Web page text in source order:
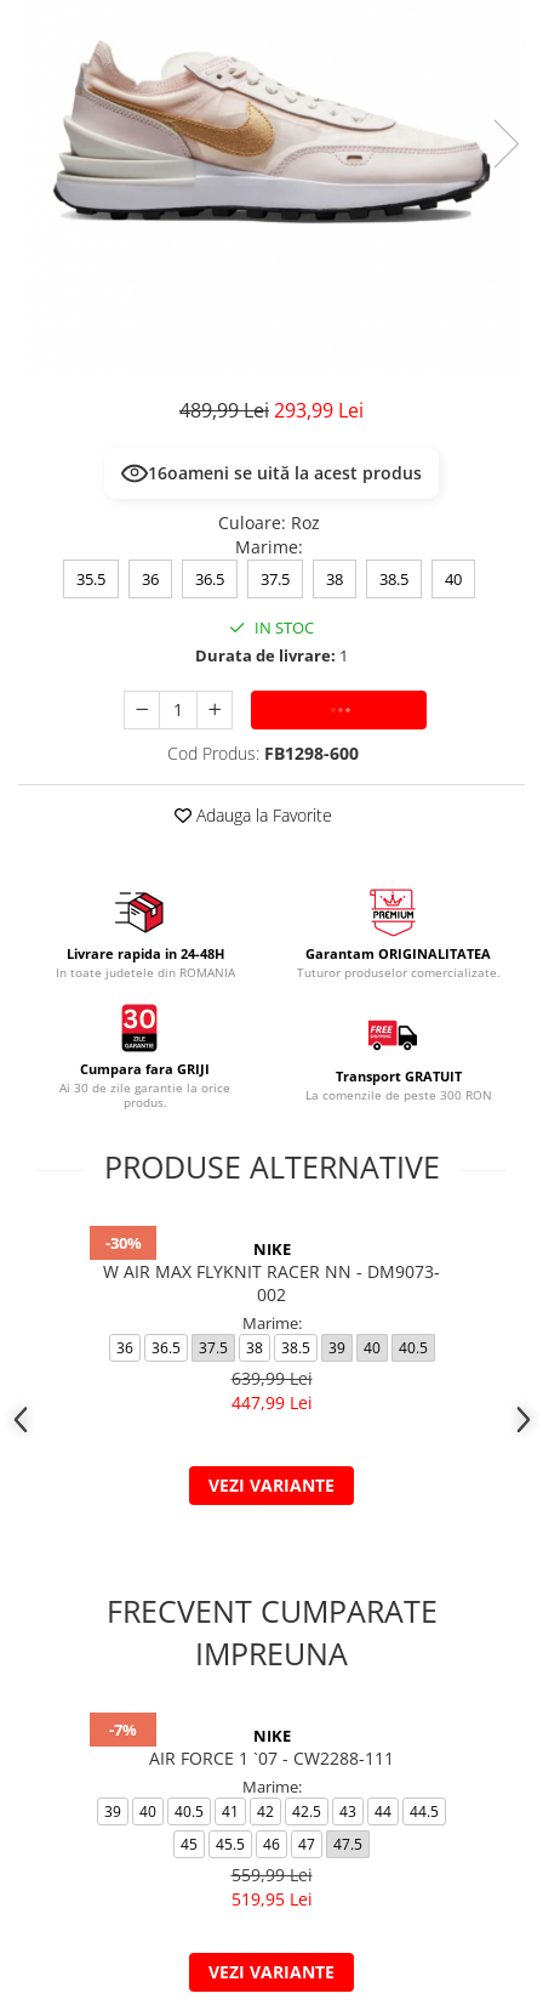
Pantaloni scurți
Rochii/Fuste
Treninguri
Tricouri
Veste
489,99 Lei293,99 Lei
16oameni se uită la acest produs
Culoare: Roz
Marime:
35.5 36 36.5 37.5 38 38.5 40
IN STOC
Durata de livrare: 1
ADAUGA IN COS
Cod Produs: FB1298-600
Adauga la Favorite
Livrare rapida in 24-48H
In toate judetele din ROMANIA
Garantam ORIGINALITATEA
Tuturor produselor comercializate.
Cumpara fara GRIJI
Ai 30 de zile garantie la orice
produs.
Transport GRATUIT
La comenzile de peste 300 RON
PRODUSE ALTERNATIVE
-30% NIKE
W AIR MAX FLYKNIT RACER NN - DM9073-
002
Marime:
36 36.5 37.5 38 38.5 39 40 40.5
639,99 Lei
447,99 Lei
VEZI VARIANTE
FRECVENT CUMPARATE
IMPREUNA
-7% NIKE
AIR FORCE 1 `07 - CW2288-111
Marime:
39 40 40.5 41 42 42.5 43 44
44.5
45
45.5 46 47 47.5
559,99 Lei
519,95 Lei
VEZI VARIANTE